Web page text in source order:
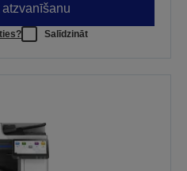
atzvanīšanu
Salīdzināt